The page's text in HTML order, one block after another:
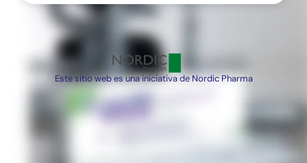
Este sitio web es una iniciativa deNordicPharma